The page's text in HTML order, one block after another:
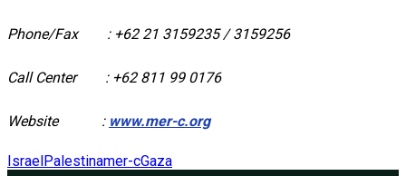
Phone/Fax : +62 21 3159235 / 3159256
Call Center : +62 811 99 0176
Website : www.mer-c.org
IsraelPalestinamer-cGaza